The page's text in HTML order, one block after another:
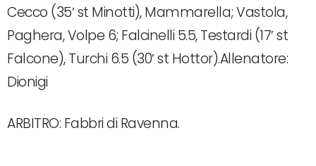
Cecco (35′ st Minotti), Mammarella; Vastola,
Paghera, Volpe 6; Falcinelli 5.5, Testardi (17′ st
Falcone), Turchi 6.5 (30′ st Hottor).Allenatore:
Dionigi
ARBITRO: Fabbri di Ravenna.